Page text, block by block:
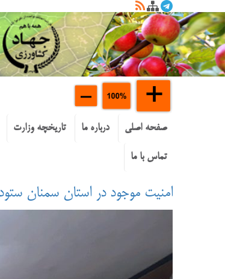
صفحه اصلی درباره ما تاریخچه وزارت
تماس با ما
امنيت موجود در استان سمنان